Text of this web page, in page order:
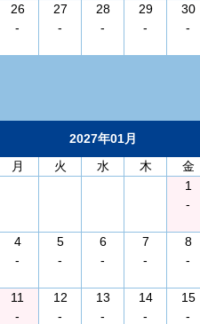
26
-
27
-
28
-
29
-
30
-
2027年01月
月 火 水 木 金
1
-
4
-
5
-
6
-
7
-
8
-
11
-
12
-
13
-
14
-
15
-